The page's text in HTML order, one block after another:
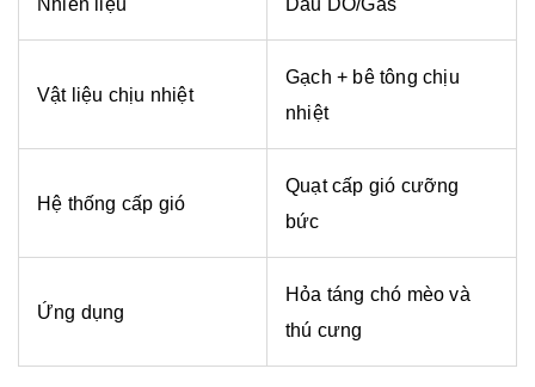
Vật liệu chịu nhiệt
Gạch + bê tông chịu
nhiệt
Hệ thống cấp gió
Quạt cấp gió cưỡng
bức
Ứng dụng
Hỏa táng chó mèo và
thú cưng